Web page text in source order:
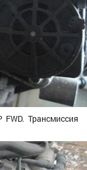
Трансмиссия